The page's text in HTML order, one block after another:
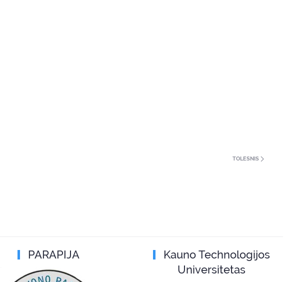
TOLESNIS
PARAPIJA
Kauno Technologijos
Universitetas